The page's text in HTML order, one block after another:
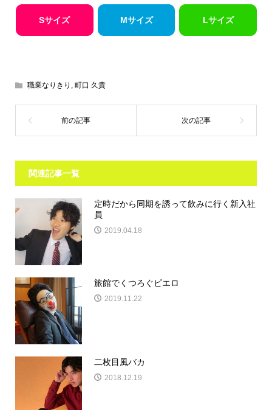
Sサイズ Mサイズ Lサイズ
職業なりきり , 町口 久貴
関連記事一覧
定時だから同期を誘って飲みに行く新入社
員
2019.04.18
旅館でくつろぐピエロ
2019.11.22
二枚目風バカ
2018.12.19